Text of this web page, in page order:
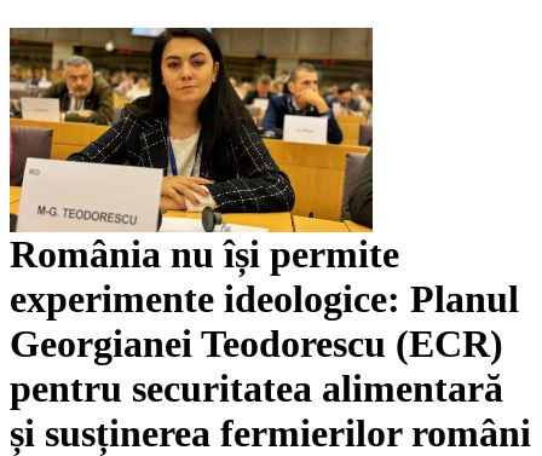
România nu își permite
experimente ideologice: Planul
Georgianei Teodorescu (ECR)
pentru securitatea alimentară
și susținerea fermierilor români